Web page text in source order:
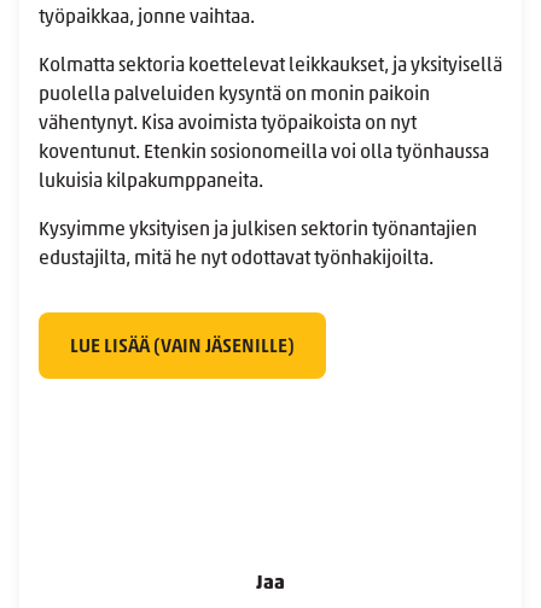
työpaikkaa, jonne vaihtaa.
Kolmatta sektoria koettelevat leikkaukset, ja yksityisellä
puolella palveluiden kysyntä on monin paikoin
vähentynyt. Kisa avoimista työpaikoista on nyt
koventunut. Etenkin sosionomeilla voi olla työnhaussa
lukuisia kilpakumppaneita.
Kysyimme yksityisen ja julkisen sektorin työnantajien
edustajilta, mitä he nyt odottavat työnhakijoilta.
LUE LISÄÄ (VAIN JÄSENILLE)
Jaa